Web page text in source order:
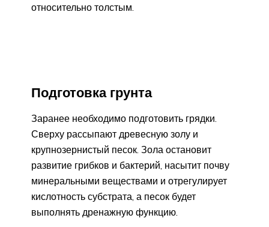
относительно толстым.
Подготовка грунта
Заранее необходимо подготовить грядки.
Сверху рассыпают древесную золу и
крупнозернистый песок. Зола остановит
развитие грибков и бактерий, насытит почву
минеральными веществами и отрегулирует
кислотность субстрата, а песок будет
выполнять дренажную функцию.